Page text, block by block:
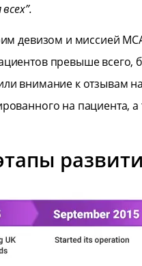
девизом и миссией
превыше всего,
внимание к отзывам
на пациента,